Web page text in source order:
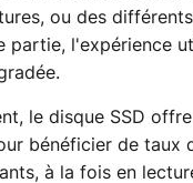
ou des
partie, l'expérience
le disque SSD
bénéficier de taux
à la fois en